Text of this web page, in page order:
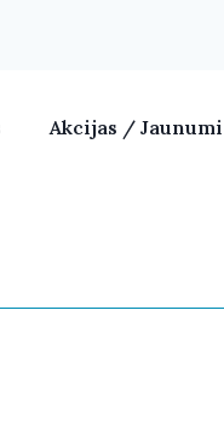
Akcijas / Jaunumi